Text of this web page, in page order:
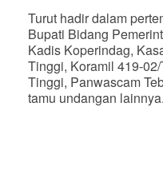
Turut hadir dalam
Bupati Bidang
Kadis Koperindag,
Tinggi, Koramil 419-
Tinggi, Panwascam
tamu undangan lainnya.